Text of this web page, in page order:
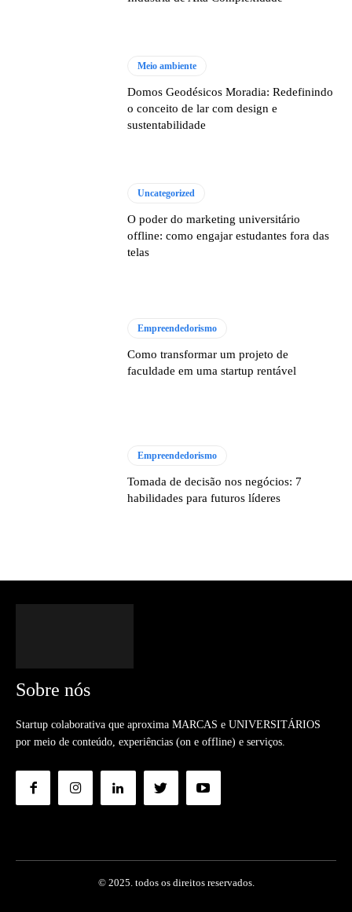
Meio ambiente
Domos Geodésicos Moradia: Redefinindo
o conceito de lar com design e
sustentabilidade
Uncategorized
O poder do marketing universitário
offline: como engajar estudantes fora das
telas
Empreendedorismo
Como transformar um projeto de
faculdade em uma startup rentável
Empreendedorismo
Tomada de decisão nos negócios: 7
habilidades para futuros líderes
Sobre nós
Startup colaborativa que aproxima MARCAS e UNIVERSITÁRIOS
por meio de conteúdo, experiências (on e offline) e serviços.
© 2025. todos os direitos reservados.